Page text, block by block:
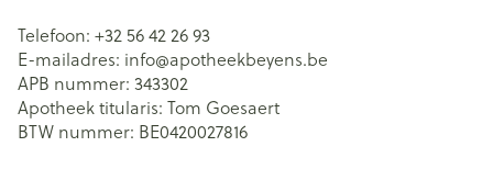
Telefoon: +32 56 42 26 93
E-mailadres: info@apotheekbeyens.be
APB nummer: 343302
Apotheek titularis: Tom Goesaert
BTW nummer: BE0420027816